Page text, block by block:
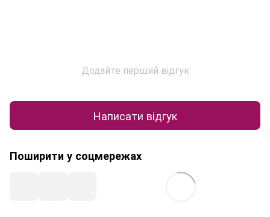
Додайте перший відгук
Написати відгук
Поширити у соцмережах